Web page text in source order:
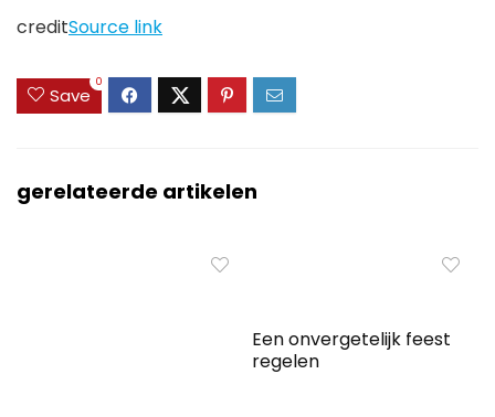
creditSource link
Save
0
gerelateerde artikelen
Een onvergetelijk feest
regelen